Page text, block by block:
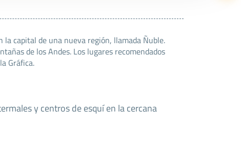
capital de una nueva región, llamada Ñuble.
de los Andes. Los lugares recomendados
Gráfica.
y centros de esquí en la cercana